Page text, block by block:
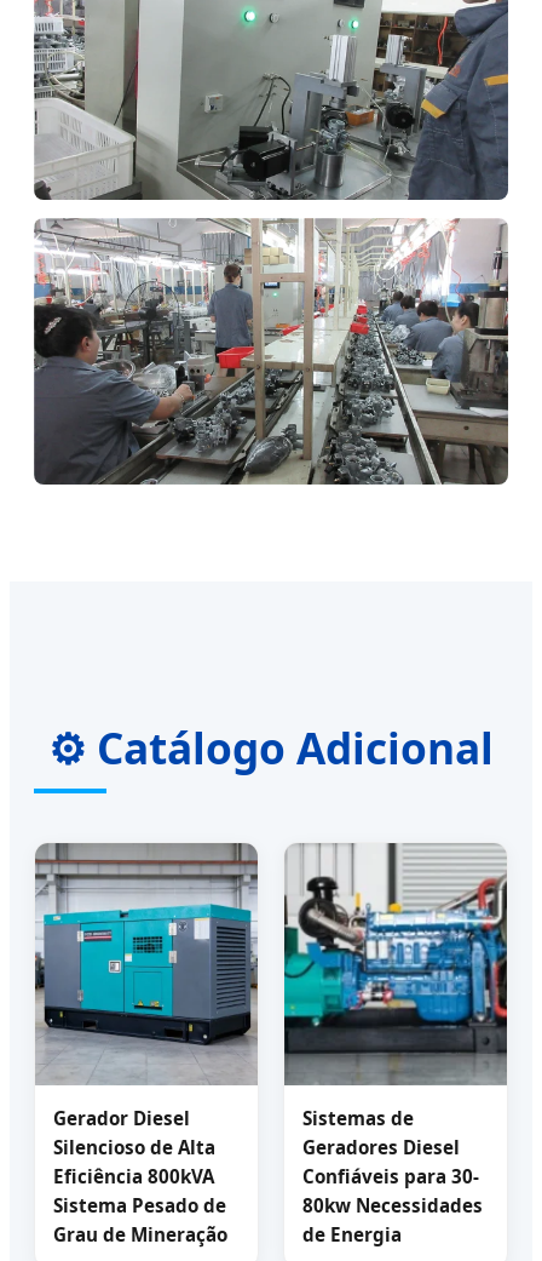
⚙️ Catálogo Adicional
Gerador Diesel
Silencioso de Alta
Eficiência 800kVA
Sistema Pesado de
Grau de Mineração
Sistemas de
Geradores Diesel
Confiáveis para 30-
80kw Necessidades
de Energia